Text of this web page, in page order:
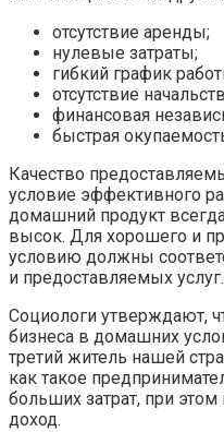
отсутствие аренды;
нулевые затраты;
гибкий график
отсутствие
финансовая
быстрая
Качество
условие эффективного
домашний продукт
высок. Для хорошего и
условию должны
и предоставляемых услуг.
Социологи утверждают,
бизнеса в домашних
третий житель нашей
как такое
больших затрат, при
доход.